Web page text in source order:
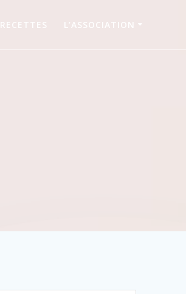
RECETTES L’ASSOCIATION